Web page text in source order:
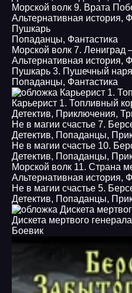
Морской волк 9. Врата
Альтернативная история,
Пушкарь
Попаданцы, Фантастика
Морской волк 7. Лениград
Альтернативная история,
Пушкарь 3. Пушечный
Попаданцы, Фантастика
Карьерист 1. Топливный
Детектив, Приключения,
Детектив, Попаданцы,
Детектив, Попаданцы,
Морской волк 11. Страна
Альтернативная история,
Детектив, Попаданцы,
Дискета мертвого генерала
Боевик